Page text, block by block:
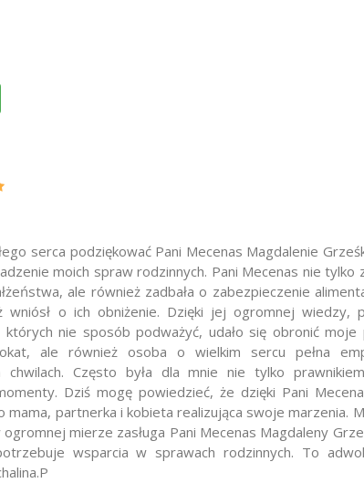
serca podziękować Pani Mecenas Magdalenie
moich spraw rodzinnych. Pani Mecenas nie
ale również zadbała o zabezpieczenie
wniósł o ich obniżenie. Dzięki jej ogromnej
których nie sposób podważyć, udało się obronić
ale również osoba o wielkim sercu pełna
chwilach. Często była dla mnie nie tylko
Dziś mogę powiedzieć, że dzięki Pani
mama, partnerka i kobieta realizująca swoje
mierze zasługa Pani Mecenas Magdaleny
wsparcia w sprawach rodzinnych. To